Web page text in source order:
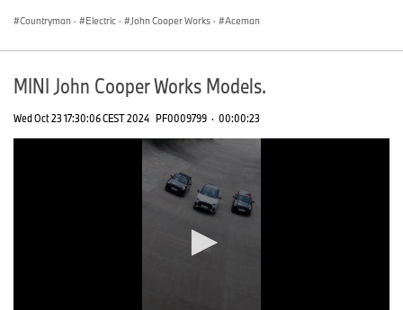
Countryman · Electric · John Cooper Works · Aceman
MINI John Cooper Works Models.
Wed Oct 23 17:30:06 CEST 2024 PF0009799 · 00:00:23